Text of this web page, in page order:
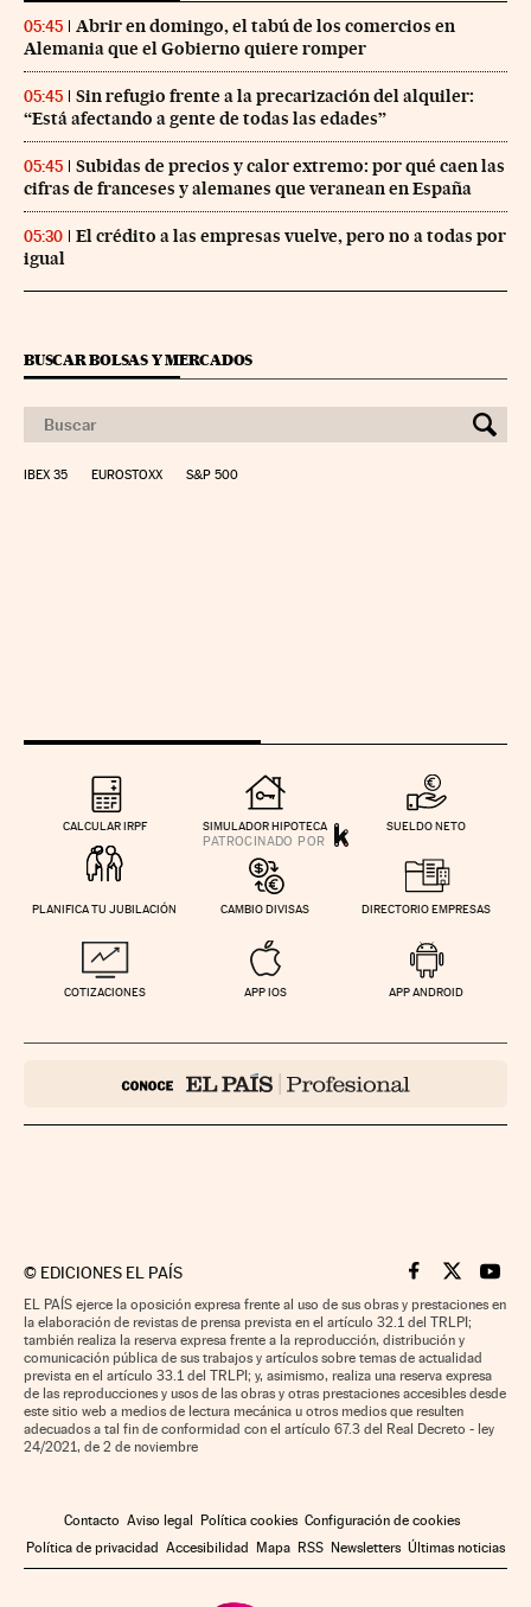
05:45
Abrir en domingo, el tabú de los comercios en
Alemania que el Gobierno quiere romper
05:45
Sin refugio frente a la precarización del alquiler:
“Está afectando a gente de todas las edades”
05:45
Subidas de precios y calor extremo: por qué caen las
cifras de franceses y alemanes que veranean en España
05:30
El crédito a las empresas vuelve, pero no a todas por
igual
BUSCAR BOLSAS Y MERCADOS
IBEX 35 EUROSTOXX S&P 500
CALCULAR IRPF SIMULADOR HIPOTECA SUELDO NETO
PLANIFICA TU JUBILACIÓN CAMBIO DIVISAS DIRECTORIO EMPRESAS
COTIZACIONES APP IOS APP ANDROID
© EDICIONES EL PAÍS Cinco Días en
Cinco Días
Cinco
EL PAÍS ejerce la oposición expresa frente al uso de sus obras y prestaciones en
la elaboración de revistas de prensa prevista en el artículo 32.1 del TRLPI;
también realiza la reserva expresa frente a la reproducción, distribución y
comunicación pública de sus trabajos y artículos sobre temas de actualidad
prevista en el artículo 33.1 del TRLPI; y, asimismo, realiza una reserva expresa
de las reproducciones y usos de las obras y otras prestaciones accesibles desde
este sitio web a medios de lectura mecánica u otros medios que resulten
adecuados a tal fin de conformidad con el artículo 67.3 del Real Decreto - ley
24/2021, de 2 de noviembre
Contacto Aviso legal Política cookies Configuración de cookies
Política de privacidad Accesibilidad Mapa RSS Newsletters Últimas noticias